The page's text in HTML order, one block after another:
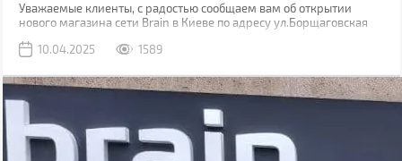
Уважаемые клиенты, с радостью сообщаем вам об открытии
нового магазина сети Brain в Киеве по адресу ул.Борщаговская
10.04.2025
1589